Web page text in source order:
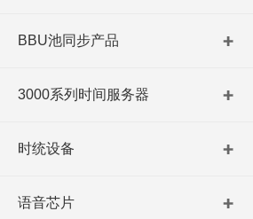
BBU池同步产品
3000系列时间服务器
时统设备
语音芯片